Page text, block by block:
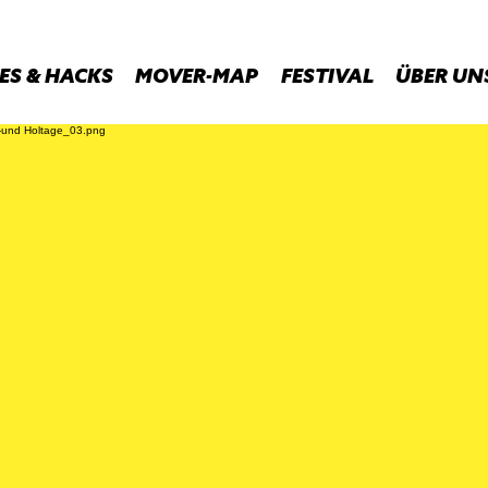
& HACKS MOVER-MAP FESTIVAL ÜBER